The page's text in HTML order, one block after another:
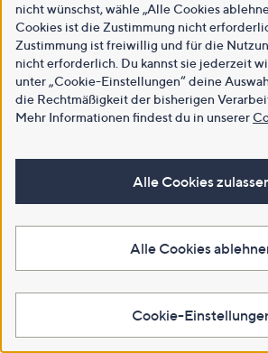
nicht wünschst, wähle „Alle Cookies
Cookies ist die Zustimmung nicht
Zustimmung ist freiwillig und für die
nicht erforderlich. Du kannst sie jederzeit
unter „Cookie-Einstellungen“ deine
die Rechtmäßigkeit der bisherigen
Mehr Informationen findest du in unserer
Alle Cookies
Alle Cookies
Cookie-